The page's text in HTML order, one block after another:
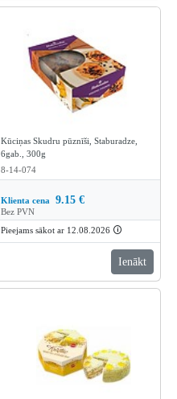
Kūciņas Skudru pūznīši, Staburadze,
6gab., 300g
8-14-074
Klienta cena 9.15 €
Bez PVN
Pieejams sākot ar 12.08.2026 🛈
Ienākt